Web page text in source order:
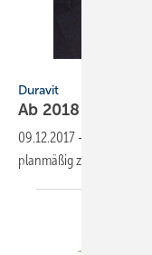
Duravit
Ab 2018 neuer
09.12.2017 -
planmäßig zum